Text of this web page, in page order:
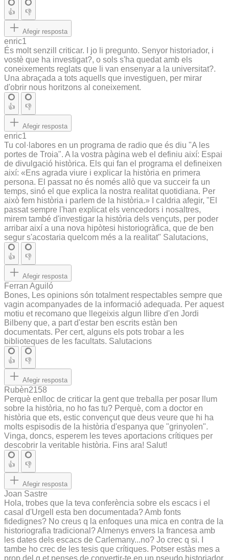
👍 👎
Afegir resposta
enric1
És molt senzill criticar. I jo li pregunto. Senyor historiador, i
vostè que ha investigat?, o sols s'ha quedat amb els
coneixements reglats que li van ensenyar a la universitat?.
Una abraçada a tots aquells que investiguen, per mirar
d'obrir nous horitzons al coneixement.
👍 👎
Afegir resposta
enric1
Tu col·labores en un programa de radio que és diu "A les
portes de Troia". A la vostra pàgina web el definiu així: Espai
de divulgació històrica. Els qui fan el programa el defineixen
així: «Ens agrada viure i explicar la història en primera
persona. El passat no és només allò que va succeir fa un
temps, sinó el que explica la nostra realitat quotidiana. Per
això fem història i parlem de la història.» I caldria afegir, "El
passat sempre l'han explicat els vencedors i nosaltres,
mirem també d'investigar la història dels vençuts, per poder
arribar així a una nova hipòtesi historiogràfica, que de ben
segur s'acostaria quelcom més a la realitat" Salutacions,
👍 👎
Afegir resposta
Ferran Aguiló
Bones, Les opinions són totalment respectables sempre que
vagin acompanyades de la informació adequada. Per aquest
motiu et recomano que llegeixis algun llibre d'en Jordi
Bilbeny que, a part d'estar ben escrits estàn ben
documentats. Per cert, alguns els pots trobar a les
biblioteques de les facultats. Salutacions
👍 👎
Afegir resposta
Rubèn2158
Perquè enlloc de criticar la gent que treballa per posar llum
sobre la història, no ho fas tu? Perquè, com a doctor en
història que ets, estic convençut que deus veure que hi ha
molts espisodis de la història d'espanya que "grinyolen".
Vinga, doncs, esperem les teves aportacions crítiques per
descobrir la veritable història. Fins ara! Salut!
👍 👎
Afegir resposta
Joan Sastre
Hola, trobes que la teva conferència sobre els escacs i el
casal d'Urgell esta ben documentada? Amb fonts
fidedignes? No creus q la enfoques una mica en contra de la
historiografia tradicional? Almenys envers la francesa amb
les dates dels escacs de Carlemany...no? Jo crec q si. I
tambe ho crec de les tesis que crítiques. Potser estàs mes a